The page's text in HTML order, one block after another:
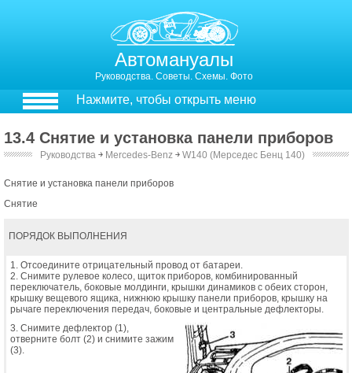
Автомануалы
Руководства. Советы. Схемы. Фото
Нажмите, чтобы открыть меню
13.4 Снятие и установка панели приборов
Руководства ￫ Mercedes-Benz ￫ W140 (Мерседес Бенц 140)
Снятие и установка панели приборов
Снятие
ПОРЯДОК ВЫПОЛНЕНИЯ
1. Отсоедините отрицательный провод от батареи.
2. Снимите рулевое колесо, щиток приборов, комбинированный
переключатель, боковые молдинги, крышки динамиков с обеих сторон,
крышку вещевого ящика, нижнюю крышку панели приборов, крышку на
рычаге переключения передач, боковые и центральные дефлекторы.
3. Снимите дефлектор (1),
отверните болт (2) и снимите зажим
(3).